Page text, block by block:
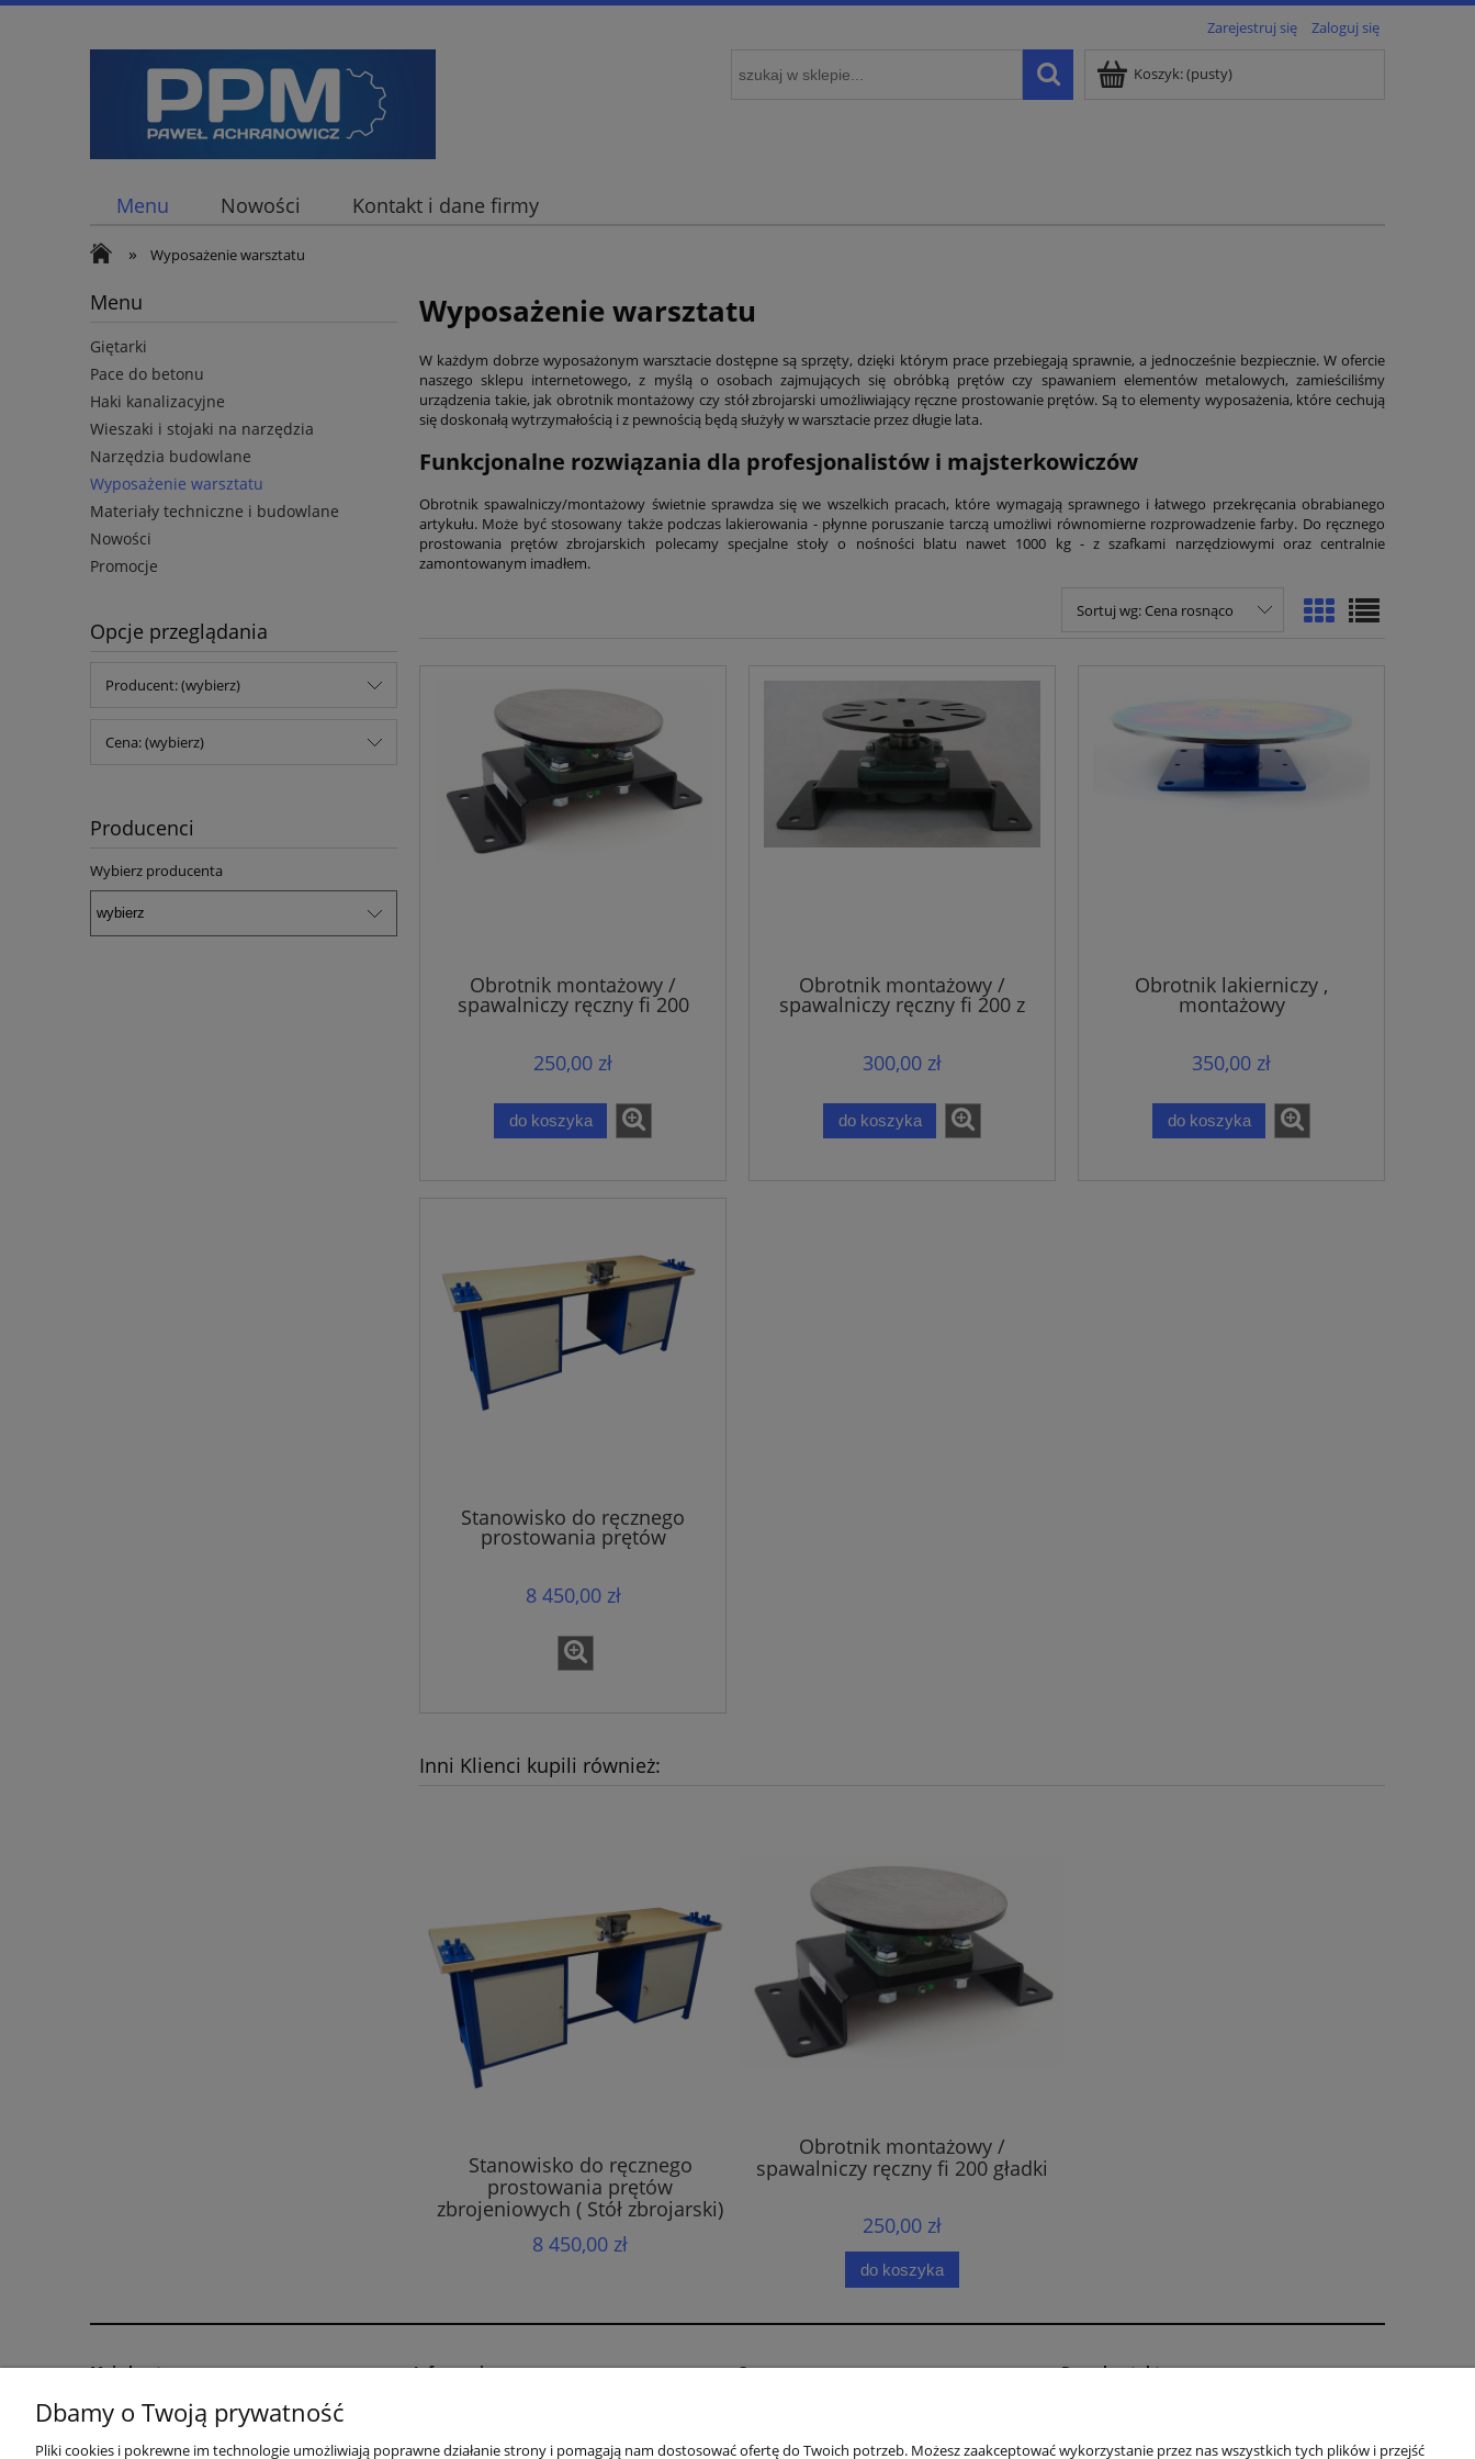
Zarejestruj się Zaloguj się
Koszyk:(pusty)
Menu Nowości Kontakt i dane firmy
» Wyposażenie warsztatu
Menu
Giętarki
Pace do betonu
Haki kanalizacyjne
Wieszaki i stojaki na narzędzia
Narzędzia budowlane
Wyposażenie warsztatu
Materiały techniczne i budowlane
Nowości
Promocje
Opcje przeglądania
Producent: (wybierz)
Cena: (wybierz)
Producenci
Wybierz producenta
Wyposażenie warsztatu
W każdym dobrze wyposażonym warsztacie dostępne są sprzęty, dzięki którym prace przebiegają sprawnie, a jednocześnie bezpiecznie. W ofercie
naszego sklepu internetowego, z myślą o osobach zajmujących się obróbką prętów czy spawaniem elementów metalowych, zamieściliśmy
urządzenia takie, jak obrotnik montażowy czy stół zbrojarski umożliwiający ręczne prostowanie prętów. Są to elementy wyposażenia, które cechują
się doskonałą wytrzymałością i z pewnością będą służyły w warsztacie przez długie lata.
Funkcjonalne rozwiązania dla profesjonalistów i majsterkowiczów
Obrotnik spawalniczy/montażowy świetnie sprawdza się we wszelkich pracach, które wymagają sprawnego i łatwego przekręcania obrabianego
artykułu. Może być stosowany także podczas lakierowania - płynne poruszanie tarczą umożliwi równomierne rozprowadzenie farby. Do ręcznego
prostowania prętów zbrojarskich polecamy specjalne stoły o nośności blatu nawet 1000 kg - z szafkami narzędziowymi oraz centralnie
zamontowanym imadłem.
Sortuj wg: Cena rosnąco
Obrotnik montażowy /
spawalniczy ręczny fi 200
gładki
250,00 zł
do koszyka
Obrotnik montażowy /
spawalniczy ręczny fi 200 z
otworami
300,00 zł
do koszyka
Obrotnik lakierniczy ,
montażowy
350,00 zł
do koszyka
Stanowisko do ręcznego
prostowania prętów
zbrojeniowych ( Stół
8 450,00 zł
Inni Klienci kupili również:
Stanowisko do ręcznego
prostowania prętów
zbrojeniowych ( Stół zbrojarski)
8 450,00 zł
Obrotnik montażowy /
spawalniczy ręczny fi 200 gładki
250,00 zł
do koszyka
Moje konto
Twoje zamówienia
Ustawienia konta
Informacje
Polityka prywatności
O nas
O firmie
Dane kontaktowe
ul. Elbląska 113
Dbamy o Twoją prywatność
Pliki cookies i pokrewne im technologie umożliwiają poprawne działanie strony i pomagają nam dostosować ofertę do Twoich potrzeb. Możesz zaakceptować wykorzystanie przez nas wszystkich tych plików i przejść